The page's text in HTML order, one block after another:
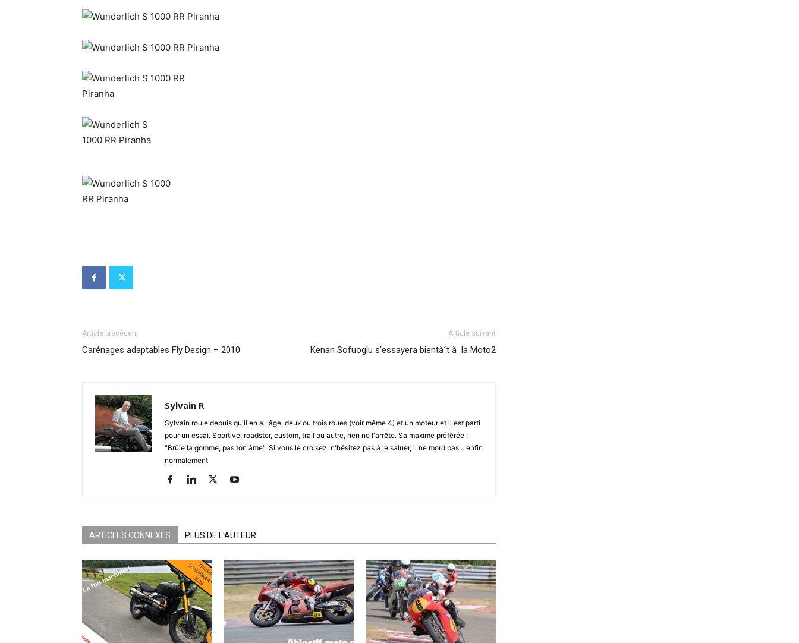
Article précédent
Carénages adaptables Fly Design – 2010
Article suivant
Kenan Sofuoglu s’essayera bientà´t à la Moto2
Sylvain R
Sylvain roule depuis qu'il en a l'âge, deux ou trois roues (voir même 4) et un moteur et il est parti
pour un essai. Sportive, roadster, custom, trail ou autre, rien ne l'arrête. Sa maxime préférée :
"Brûle la gomme, pas ton âme". Si vous le croisez, n'hésitez pas à le saluer, il ne mord pas... enfin
normalement
ARTICLES CONNEXES PLUS DE L'AUTEUR